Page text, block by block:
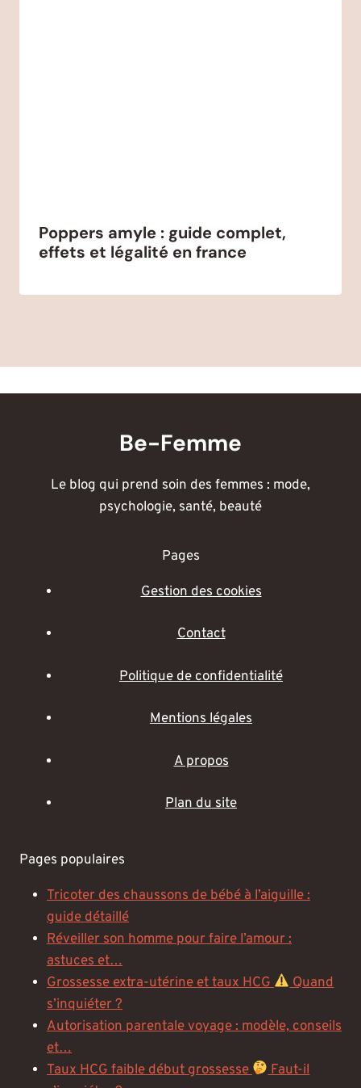
Poppers amyle : guide complet,
effets et légalité en france
Be-Femme
Le blog qui prend soin des femmes : mode,
psychologie, santé, beauté
Pages
Gestion des cookies
Contact
Politique de confidentialité
Mentions légales
A propos
Plan du site
Pages populaires
Tricoter des chaussons de bébé à l’aiguille :
guide détaillé
Réveiller son homme pour faire l’amour :
astuces et…
Grossesse extra-utérine et taux HCG
Quand
s’inquiéter ?
Autorisation parentale voyage : modèle, conseils
et…
Taux HCG faible début grossesse
Faut-il